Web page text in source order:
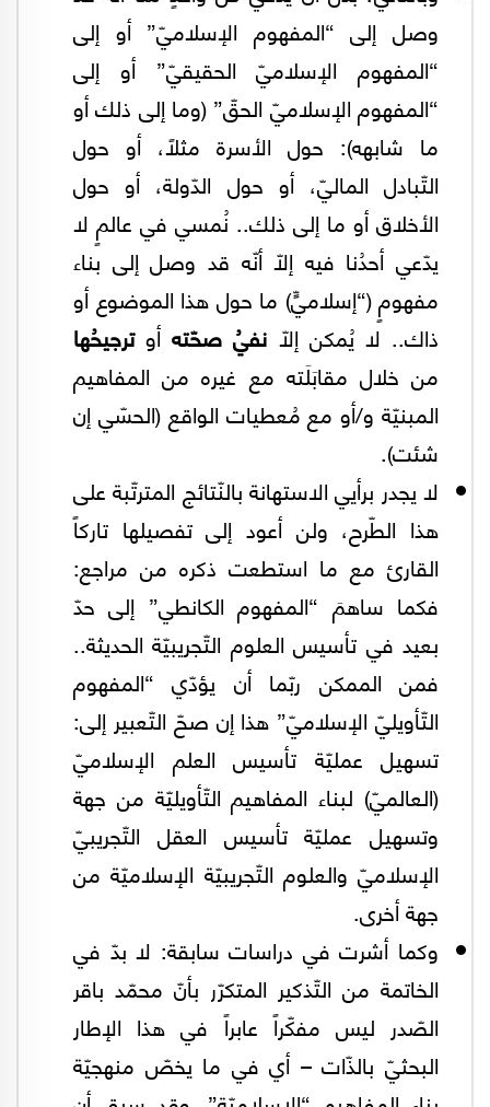
وصل إلى “المفهوم الإسلاميّ” أو إلى
“المفهوم الإسلاميّ الحقيقيّ” أو إلى
“المفهوم الإسلاميّ الحقّ” (وما إلى ذلك أو
ما شابهه): حول الأسرة مثلاً، أو حول
التّبادل الماليّ، أو حول الدّولة، أو حول
الأخلاق أو ما إلى ذلك.. نُمسي في عالمٍ لا
يدّعي أحدُنا فيه إلّا أنّه قد وصل إلى بناء
مفهومٍ (“إسلاميٍّ) ما حول هذا الموضوع أو
ذاك.. لا يُمكن إلّا نفيُ صحّتهأوترجيحُها
من خلال مقابَلَته مع غيره من المفاهيم
المبنيّة و/أو مع مُعطيات الواقع (الحسّي إن
شئت).
لا يجدر برأيي الاستهانة بالنّتائج المترتّبة على
هذا الطّرح، ولن أعود إلى تفصيلها تاركاً
القارئ مع ما استطعت ذكره من مراجع:
فكما ساهمَ “المفهوم الكانطي” إلى حدّ
بعيد في تأسيس العلوم التّجريبيّة الحديثة..
فمن الممكن ربّما أن يؤدّي “المفهوم
التّأويليّ الإسلاميّ” هذا إن صحّ التّعبير إلى:
تسهيل عمليّة تأسيس العلم الإسلاميّ
(العالميّ) لبناء المفاهيم التّأويليّة من جهة
وتسهيل عمليّة تأسيس العقل التّجريبيّ
الإسلاميّ والعلوم التّجريبيّة الإسلاميّة من
جهة أخرى.
وكما أشرت في دراسات سابقة: لا بدّ في
الخاتمة من التّذكير المتكرّر بأنّ محمّد باقر
الصّدر ليس مفكّراً عابراً في هذا الإطار
البحثيّ بالذّات – أي في ما يخصّ منهجيّة